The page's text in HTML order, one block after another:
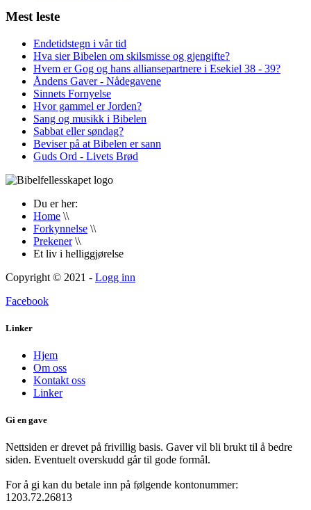
Mest leste
Endetidstegn i vår tid
Hva sier Bibelen om skilsmisse og gjengifte?
Hvem er Gog og hans alliansepartnere i Esekiel 38 - 39?
Åndens Gaver - Nådegavene
Sinnets Fornyelse
Hvor gammel er Jorden?
Sang og musikk i Bibelen
Sabbat eller søndag?
Beviser på at Bibelen er sann
Guds Ord - Livets Brød
Du er her:
Home \\
Forkynnelse \\
Prekener \\
Et liv i helliggjørelse
Copyright © 2021 - Logg inn
Facebook
Linker
Hjem
Om oss
Kontakt oss
Linker
Gi en gave
Nettsiden er drevet på frivillig basis. Gaver vil bli brukt til å bedre
siden. Eventuelt overskudd går til gode formål.
For å gi kan du betale inn på følgende kontonummer:
1203.72.26813